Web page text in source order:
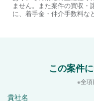
ません。また案件の買収・
に、着手金・仲介手数料な